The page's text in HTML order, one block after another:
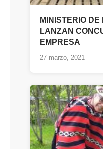
MINISTERIO
LANZAN
EMPRESA
27 marzo, 2021